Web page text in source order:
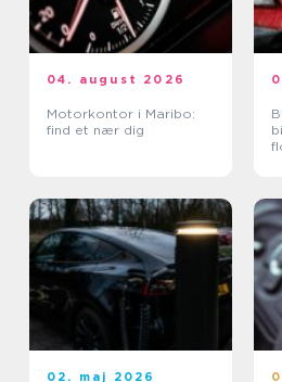
04. august 2026
Motorkontor i Maribo:
find et nær dig
02. maj 2026